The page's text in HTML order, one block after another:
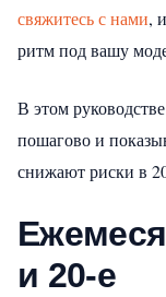
свяжитесь с нами,
ритм под вашу
В этом
пошагово и
снижают риски в
и 20-е